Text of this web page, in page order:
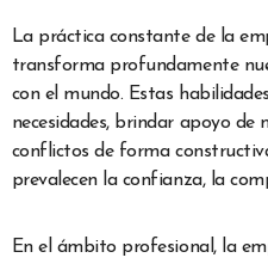
La práctica constante de la
transforma profundamente
con el mundo. Estas
necesidades, brindar apoyo de
conflictos de forma
prevalecen la confianza, la
En el ámbito profesional, la